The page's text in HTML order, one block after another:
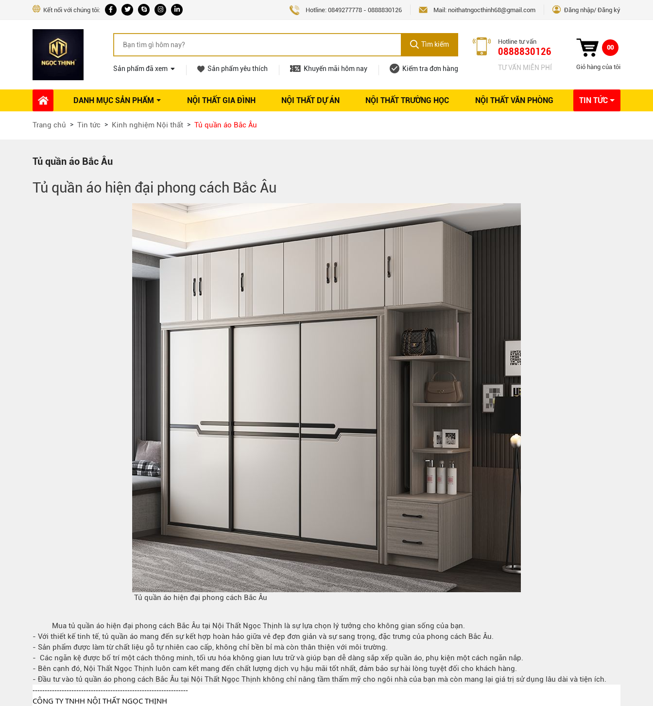
Kết nối với chúng tôi: Hotline: 0849277778 - 0888830126 Mail: noithatngocthinh68@gmail.com Đăng nhập Đăng ký
Tìm kiếm
Sản phẩm đã xem Sản phẩm yêu thích Khuyến mãi hôm nay Kiểm tra đơn hàng
Hotline tư vấn
0888830126
TƯ VẤN MIỄN PHÍ
00
Giỏ hàng của tôi
DANH MỤC SẢN PHẨM
Phụ kiện Nội thất
Ổ khóa tủ
Máy hút mùi
Phụ kiện tủ áo
Ray trượt – bản lề – tay nắm cửa
NỘI THẤT GIA ĐÌNH NỘI THẤT DỰ ÁN NỘI THẤT TRƯỜNG HỌC NỘI THẤT VĂN PHÒNG TIN TỨC
Dự án thi công Báo giá Nội thất
Trang chủ Tin tức Kinh nghiệm Nội thất Tủ quần áo Bắc Âu
Tủ quần áo Bắc Âu
Tủ quần áo hiện đại phong cách Bắc Âu
Tủ quần áo hiện đại phong cách Bắc Âu
Mua tủ quần áo hiện đại phong cách Bắc Âu tại Nội Thất Ngọc Thịnh là sự lựa chọn lý tưởng cho không gian sống của bạn.
- Với thiết kế tinh tế, tủ quần áo mang đến sự kết hợp hoàn hảo giữa vẻ đẹp đơn giản và sự sang trọng, đặc trưng của phong cách Bắc Âu.
- Sản phẩm được làm từ chất liệu gỗ tự nhiên cao cấp, không chỉ bền bỉ mà còn thân thiện với môi trường.
- Các ngăn kệ được bố trí một cách thông minh, tối ưu hóa không gian lưu trữ và giúp bạn dễ dàng sắp xếp quần áo, phụ kiện một cách ngăn nắp.
- Bên cạnh đó, Nội Thất Ngọc Thịnh luôn cam kết mang đến chất lượng dịch vụ hậu mãi tốt nhất, đảm bảo sự hài lòng tuyệt đối cho khách hàng.
- Đầu tư vào tủ quần áo phong cách Bắc Âu tại Nội Thất Ngọc Thịnh không chỉ nâng tầm thẩm mỹ cho ngôi nhà của bạn mà còn mang lại giá trị sử dụng lâu dài và tiện ích.
----------------------------------------------------------------
CÔNG TY TNHH NỘI THẤT NGỌC THỊNH